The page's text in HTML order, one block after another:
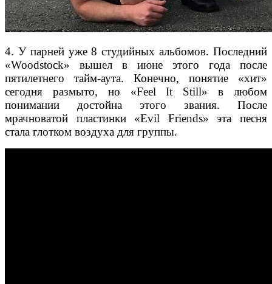
4. У парней уже 8 студийных альбомов. Последний
«Woodstock» вышел в июне этого года после
пятилетнего тайм-аута. Конечно, понятие «хит»
сегодня размыто, но «Feel It Still» в любом
понимании достойна этого звания. После
мрачноватой пластинки «Evil Friends» эта песня
стала глотком воздуха для группы.